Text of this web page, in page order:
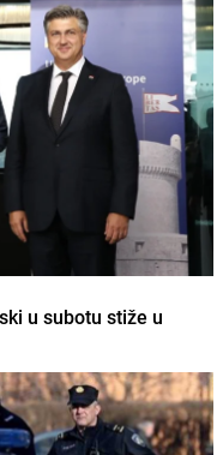
u subotu stiže u